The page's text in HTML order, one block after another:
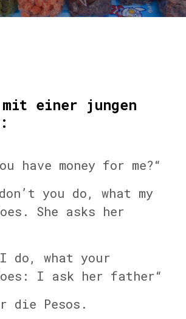
mit einer jungen
have money for me?“
you do, what my
She asks her
do, what your
I ask her father“
die Pesos.